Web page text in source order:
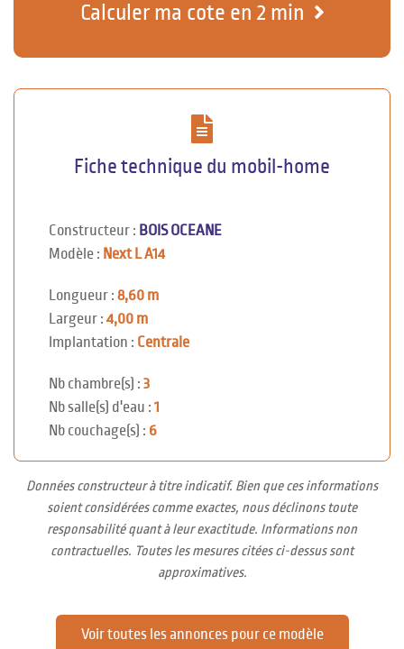
Calculer ma cote en 2 min
Fiche technique du mobil-home
Constructeur : BOIS OCEANE
Modèle : Next L A14
Longueur : 8,60 m
Largeur : 4,00 m
Implantation : Centrale
Nb chambre(s) : 3
Nb salle(s) d'eau : 1
Nb couchage(s) : 6
Données constructeur à titre indicatif. Bien que ces informations
soient considérées comme exactes, nous déclinons toute
responsabilité quant à leur exactitude. Informations non
contractuelles. Toutes les mesures citées ci-dessus sont
approximatives.
Voir toutes les annonces pour ce modèle